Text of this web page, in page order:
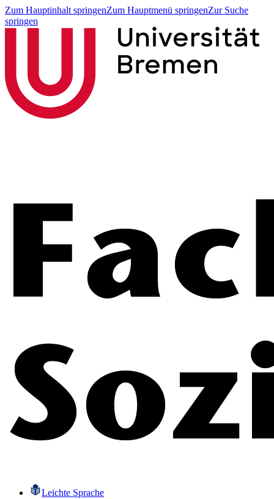
Zum Hauptinhalt springenZum Hauptmenü springenZur Suche
springen
Leichte Sprache